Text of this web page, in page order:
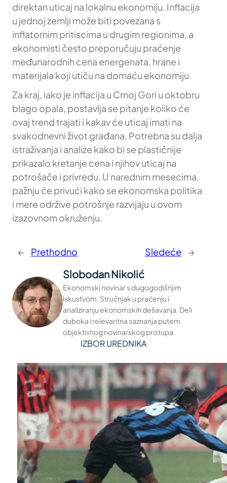
direktan uticaj na lokalnu ekonomiju. Inflacija
u jednoj zemlji može biti povezana s
inflatornim pritiscima u drugim regionima, a
ekonomisti često preporučuju praćenje
međunarodnih cena energenata, hrane i
materijala koji utiču na domaću ekonomiju.
Za kraj, iako je inflacija u Crnoj Gori u oktobru
blago opala, postavlja se pitanje koliko će
ovaj trend trajati i kakav će uticaj imati na
svakodnevni život građana. Potrebna su dalja
istraživanja i analize kako bi se plastičnije
prikazalo kretanje cena i njihov uticaj na
potrošače i privredu. U narednim mesecima,
pažnju će privući kako se ekonomska politika
i mere održive potrošnje razvijaju u ovom
izazovnom okruženju.
← Prethodno Sledeće →
Slobodan Nikolić
Ekonomski novinar s dugogodišnjim
iskustvom. Stručnjak u praćenju i
analiziranju ekonomskih dešavanja. Deli
duboka i relevantna saznanja putem
objektivnog novinarskog pristupa.
IZBOR UREDNIKA